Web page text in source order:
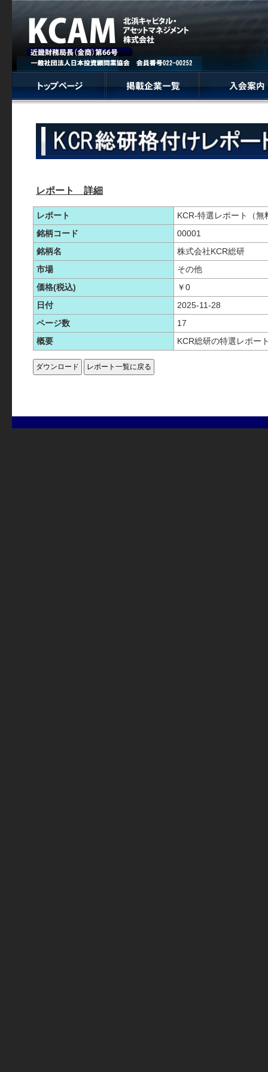
レポート 詳細
レポート
KCR-特選レポート（
銘柄コード
00001
銘柄名
株式会社KCR総研
市場
その他
価格(税込)
￥0
日付
2025-11-28
ページ数
17
概要
KCR総研の特選レポー